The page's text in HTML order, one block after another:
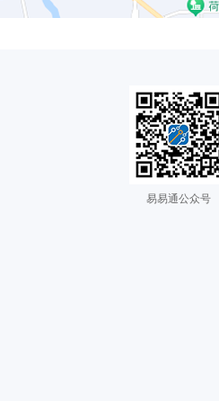
易易通公众号